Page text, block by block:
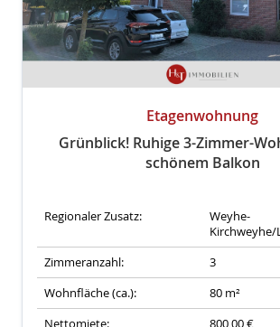
Etagenwohnung
Grünblick! Ruhige 3-Zimmer-
schönem Balkon
Regionaler Zusatz:
Weyhe-
Kirchweyhe/
Zimmeranzahl:
3
Wohnfläche (ca.):
80 m²